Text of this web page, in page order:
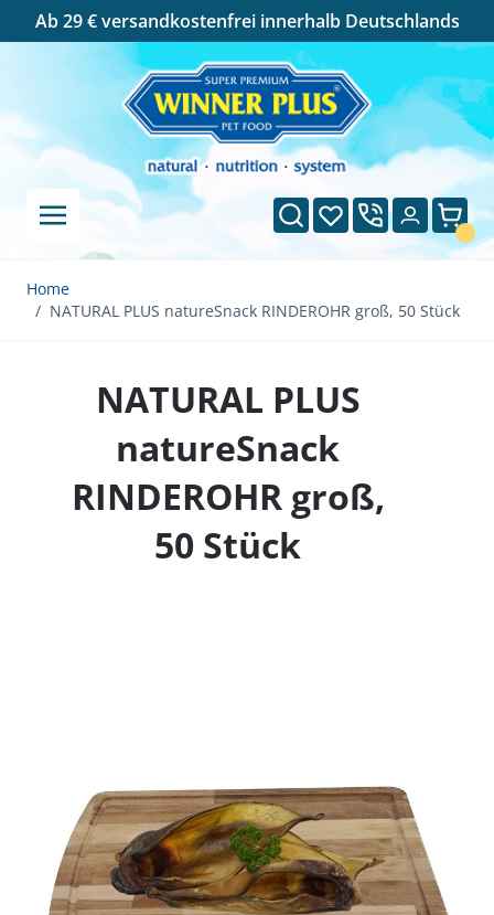
Ab 29 € versandkostenfrei innerhalb Deutschlands
Direkt zum Inhalt
SucheWunschliste
Home
/ NATURAL PLUS natureSnack RINDEROHR groß, 50 Stück
NATURAL PLUS
natureSnack
RINDEROHR groß,
50 Stück
Cookie-Einstellungen